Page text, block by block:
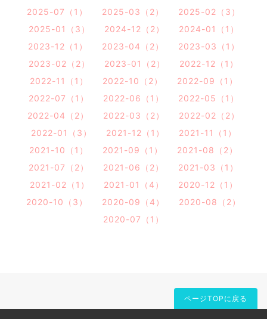
2025-07（1）
2025-03（2）
2025-02（3）
2025-01（3）
2024-12（2）
2024-01（1）
2023-12（1）
2023-04（2）
2023-03（1）
2023-02（2）
2023-01（2）
2022-12（1）
2022-11（1）
2022-10（2）
2022-09（1）
2022-07（1）
2022-06（1）
2022-05（1）
2022-04（2）
2022-03（2）
2022-02（2）
2022-01（3）
2021-12（1）
2021-11（1）
2021-10（1）
2021-09（1）
2021-08（2）
2021-07（2）
2021-06（2）
2021-03（1）
2021-02（1）
2021-01（4）
2020-12（1）
2020-10（3）
2020-09（4）
2020-08（2）
2020-07（1）
ページTOPに戻る